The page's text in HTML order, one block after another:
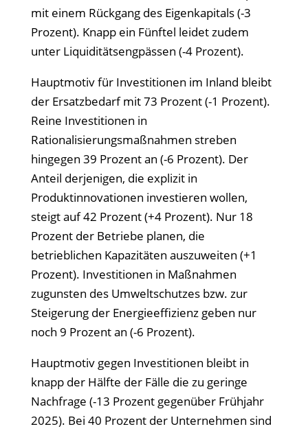
mit einem Rückgang des Eigenkapitals (-3
Prozent). Knapp ein Fünftel leidet zudem
unter Liquiditätsengpässen (-4 Prozent).
Hauptmotiv für Investitionen im Inland bleibt
der Ersatzbedarf mit 73 Prozent (-1 Prozent).
Reine Investitionen in
Rationalisierungsmaßnahmen streben
hingegen 39 Prozent an (-6 Prozent). Der
Anteil derjenigen, die explizit in
Produktinnovationen investieren wollen,
steigt auf 42 Prozent (+4 Prozent). Nur 18
Prozent der Betriebe planen, die
betrieblichen Kapazitäten auszuweiten (+1
Prozent). Investitionen in Maßnahmen
zugunsten des Umweltschutzes bzw. zur
Steigerung der Energieeffizienz geben nur
noch 9 Prozent an (-6 Prozent).
Hauptmotiv gegen Investitionen bleibt in
knapp der Hälfte der Fälle die zu geringe
Nachfrage (-13 Prozent gegenüber Frühjahr
2025). Bei 40 Prozent der Unternehmen sind